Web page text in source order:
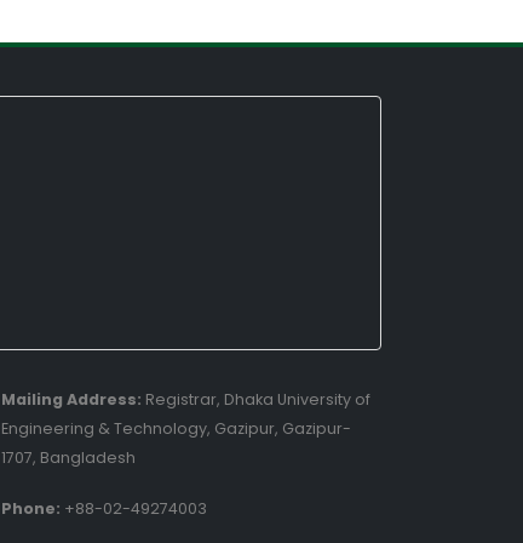
Mailing Address: Registrar, Dhaka University of
Engineering & Technology, Gazipur, Gazipur-
1707, Bangladesh
Phone: +88-02-49274003